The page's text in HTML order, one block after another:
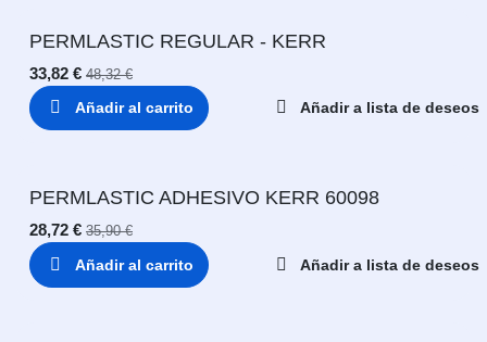
PERMLASTIC REGULAR - KERR
33,82 € 48,32€
Añadir al carrito Añadir a lista de deseos
PERMLASTIC ADHESIVO KERR 60098
28,72 € 35,90€
Añadir al carrito Añadir a lista de deseos